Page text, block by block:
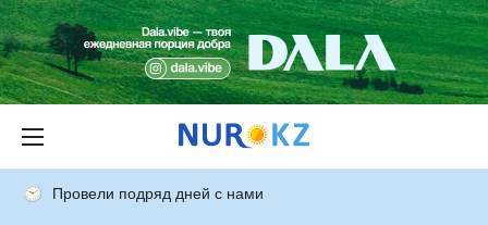
Провели подряд дней с нами